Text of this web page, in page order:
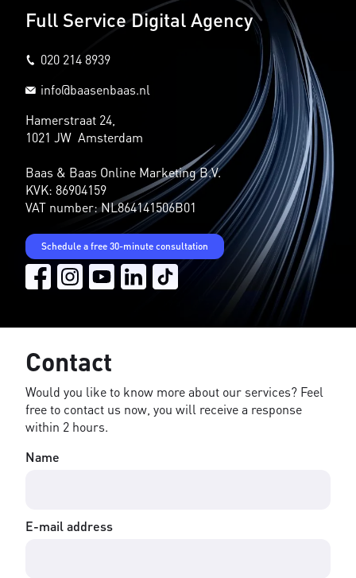
Full Service Digital Agency
020 214 8939
info@baasenbaas.nl
Hamerstraat 24,
1021 JW Amsterdam
Baas & Baas Online Marketing B.V.
KVK: 86904159
VAT number: NL864141506B01
Schedule a free 30-minute consultation
Contact
Would you like to know more about our services? Feel
free to contact us now, you will receive a response
within 2 hours.
Name
E-mail address